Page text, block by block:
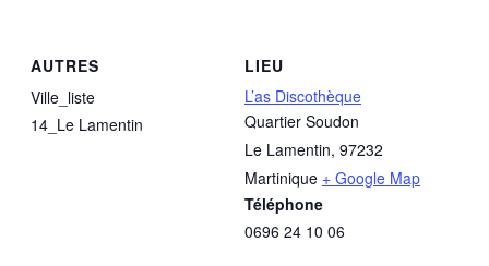
LIEU
L’as Discothèque
Quartier Soudon
Le Lamentin, 97232
Martinique + Google Map
Téléphone
0696 24 10 06
AUTRES
Ville_liste
14_Le Lamentin